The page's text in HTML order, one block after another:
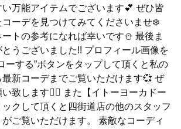
万能アイテムでございます💕 ぜひ皆
ーデを見つけてみてくださいませ❄️
トの参考になれば幸いです⛄️ 最後ま
うございました!! プロフィール画像を
ーする”ボタンをタップして頂くと私の
新コーデまでご覧いただけます💞 ぜ
致します🙇‍♀️ また【イトーヨーカドー
クして頂くと四街道店の他のスタッフ
ご覧いただけます。 素敵なコーディ